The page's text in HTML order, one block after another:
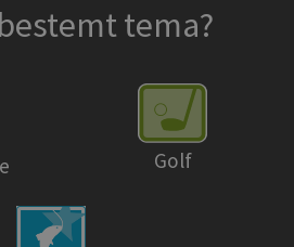
tema?
Golf